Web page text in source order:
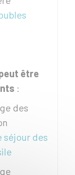
être
:
des
séjour des